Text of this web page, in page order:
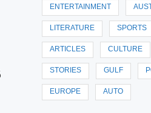
ENTERTAINMENT
LITERATURE SPORTS
ARTICLES CULTURE
STORIES GULF
EUROPE AUTO